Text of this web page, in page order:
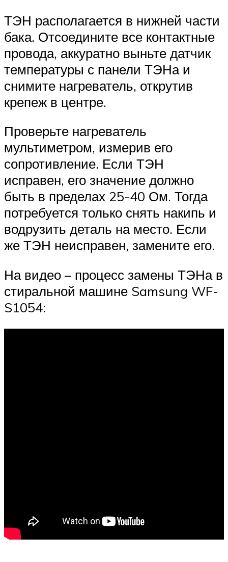
ТЭН располагается в нижней части
бака. Отсоедините все контактные
провода, аккуратно выньте датчик
температуры с панели ТЭНа и
снимите нагреватель, открутив
крепеж в центре.
Проверьте нагреватель
мультиметром, измерив его
сопротивление. Если ТЭН
исправен, его значение должно
быть в пределах 25-40 Ом. Тогда
потребуется только снять накипь и
водрузить деталь на место. Если
же ТЭН неисправен, замените его.
На видео – процесс замены ТЭНа в
стиральной машине Samsung WF-
S1054: